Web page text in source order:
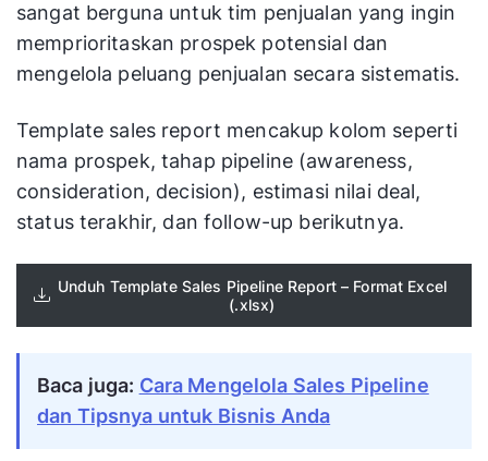
sangat berguna untuk tim penjualan yang ingin
memprioritaskan prospek potensial dan
mengelola peluang penjualan secara sistematis.
Template sales report mencakup kolom seperti
nama prospek, tahap pipeline (awareness,
consideration, decision), estimasi nilai deal,
status terakhir, dan follow-up berikutnya.
Unduh Template Sales Pipeline Report – Format Excel
(.xlsx)
Baca juga: Cara Mengelola Sales Pipeline
dan Tipsnya untuk Bisnis Anda